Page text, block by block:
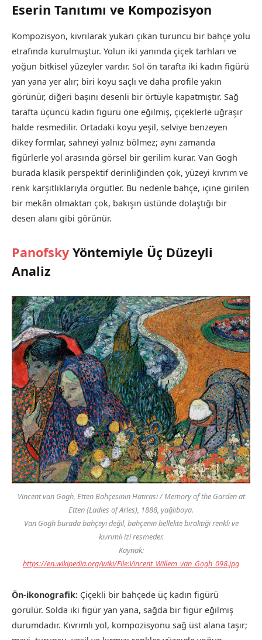
Eserin Tanıtımı ve Kompozisyon
Kompozisyon, kıvrılarak yukarı çıkan turuncu bir bahçe yolu
etrafında kurulmuştur. Yolun iki yanında çiçek tarhları ve
yoğun bitkisel yüzeyler vardır. Sol ön tarafta iki kadın figürü
yan yana yer alır; biri koyu saçlı ve daha profile yakın
görünür, diğeri başını desenli bir örtüyle kapatmıştır. Sağ
tarafta üçüncü kadın figürü öne eğilmiş, çiçeklerle uğraşır
halde resmedilir. Ortadaki koyu yeşil, selviye benzeyen
dikey formlar, sahneyi yalnız bölmez; aynı zamanda
figürlerle yol arasında görsel bir gerilim kurar. Van Gogh
burada klasik perspektif derinliğinden çok, yüzeyi kıvrım ve
renk karşıtlıklarıyla örgütler. Bu nedenle bahçe, içine girilen
bir mekân olmaktan çok, bakışın üstünde dolaştığı bir
desen alanı gibi görünür.
Panofsky Yöntemiyle Üç Düzeyli
Analiz
Vincent van Gogh, Etten Bahçesinin Hatırası / Memory of the Garden at
Etten (Ladies of Arles), 1888, yağlıboya.
Van Gogh burada bahçeyi değil, bahçenin bellekte bıraktığı renkli ve
kıvrımlı izi resmeder.
Kaynak:
https://en.wikipedia.org/wiki/File:Vincent_Willem_van_Gogh_098.jpg
Ön-ikonografik: Çiçekli bir bahçede üç kadın figürü
görülür. Solda iki figür yan yana, sağda bir figür eğilmiş
durumdadır. Kıvrımlı yol, kompozisyonu sağ üst alana taşır;